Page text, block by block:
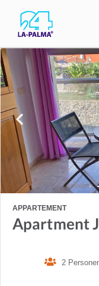
APPARTEMENT
Apartment
2